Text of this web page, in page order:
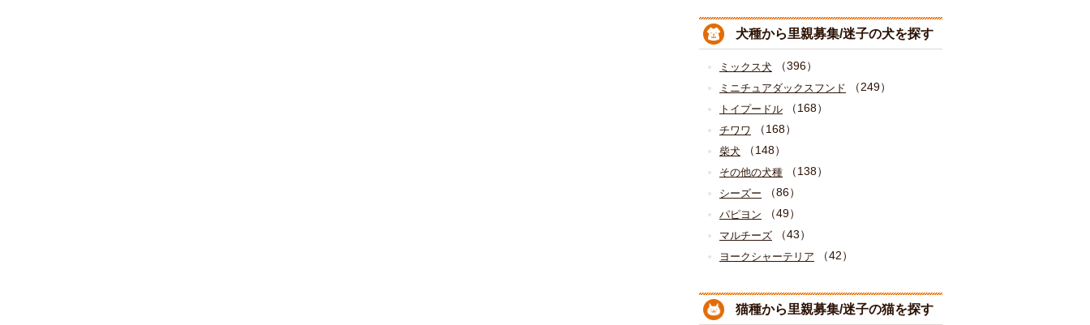
犬種から里親募集/迷子の犬を探す
ミックス犬 （396）
ミニチュアダックスフンド （249）
トイプードル （168）
チワワ （168）
柴犬 （148）
その他の犬種 （138）
シーズー （86）
パピヨン （49）
マルチーズ （43）
ヨークシャーテリア （42）
猫種から里親募集/迷子の猫を探す